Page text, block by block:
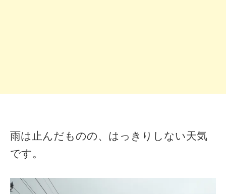
雨は止んだものの、はっきりしない天気
です。